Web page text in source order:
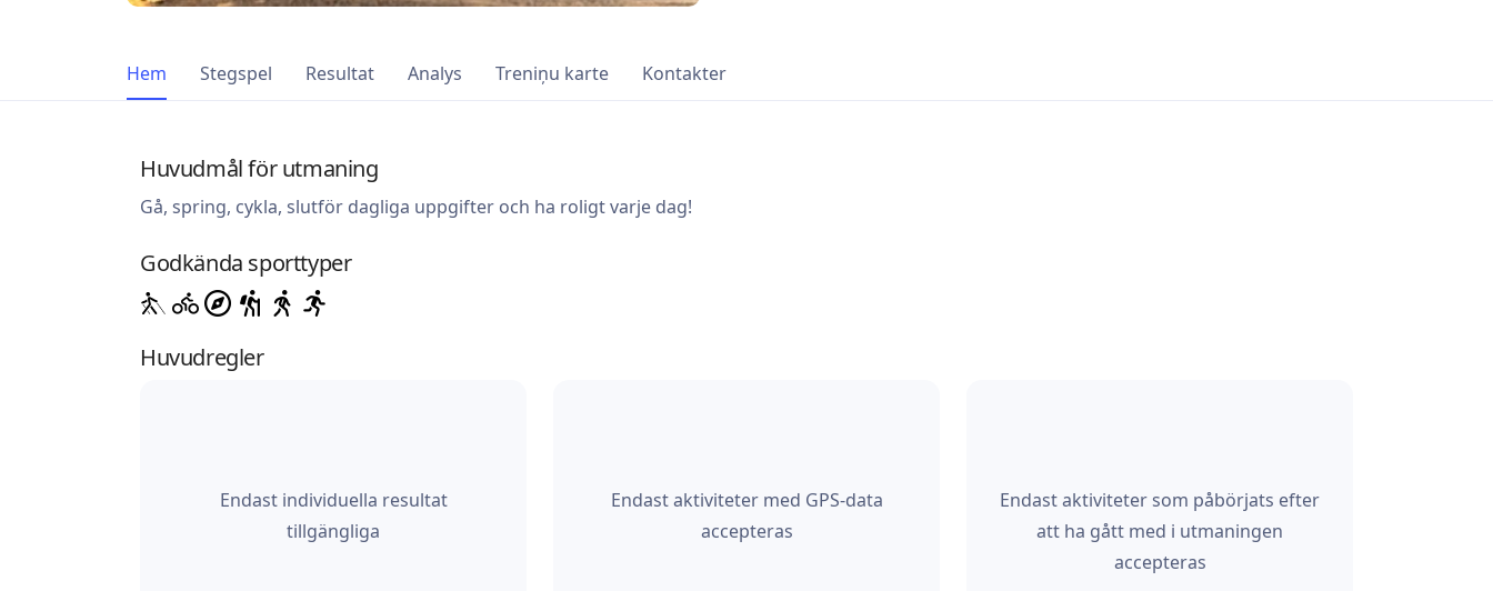
Hem Stegspel Resultat Analys Treniņu karte Kontakter
Huvudmål för utmaning
Gå, spring, cykla, slutför dagliga uppgifter och ha roligt varje dag!
Godkända sporttyper
Huvudregler
Endast individuella resultat
tillgängliga
Endast aktiviteter med GPS-data
accepteras
Endast aktiviteter som påbörjats efter
att ha gått med i utmaningen
accepteras